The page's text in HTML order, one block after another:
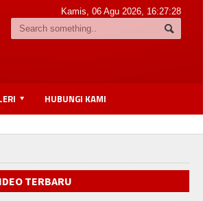
Kamis, 06 Agu 2026, 16:27:29
HUBUNGI KAMI
TERBARU